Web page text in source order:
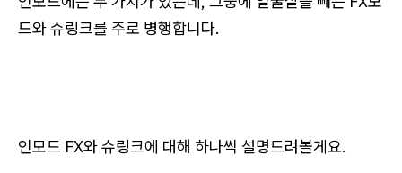
드와 슈링크를 주로 병행합니다.
인모드 FX와 슈링크에 대해 하나씩 설명드려볼게요.